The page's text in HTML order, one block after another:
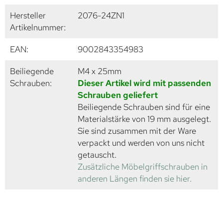
Hersteller
Artikelnummer:
2076-24ZN1
EAN:
9002843354983
Beiliegende
Schrauben:
M4 x 25mm
Dieser Artikel wird mit passenden
Schrauben geliefert
Beiliegende Schrauben sind für eine
Materialstärke von 19 mm ausgelegt.
Sie sind zusammen mit der Ware
verpackt und werden von uns nicht
getauscht.
Zusätzliche Möbelgriffschrauben in
anderen Längen finden sie hier.